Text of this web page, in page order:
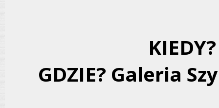
GDZIE? Galeria